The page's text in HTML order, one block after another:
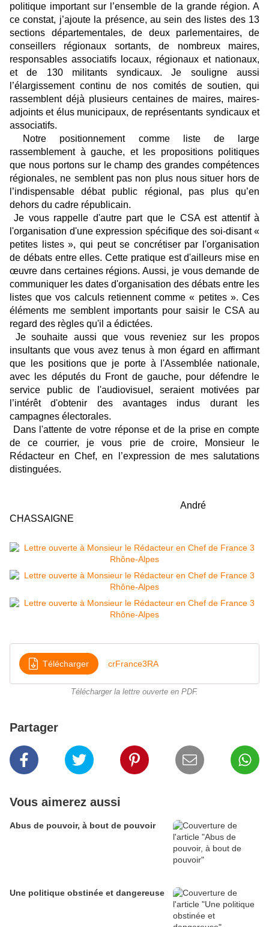
politique important sur l’ensemble de la grande région. A
ce constat, j’ajoute la présence, au sein des listes des 13
sections départementales, de deux parlementaires, de
conseillers régionaux sortants, de nombreux maires,
responsables associatifs locaux, régionaux et nationaux,
et de 130 militants syndicaux. Je souligne aussi
l’élargissement continu de nos comités de soutien, qui
rassemblent déjà plusieurs centaines de maires, maires-
adjoints et élus municipaux, de représentants syndicaux et
associatifs.
Notre positionnement comme liste de large
rassemblement à gauche, et les propositions politiques
que nous portons sur le champ des grandes compétences
régionales, ne semblent pas non plus nous situer hors de
l’indispensable débat public régional, pas plus qu’en
dehors du cadre républicain.
Je vous rappelle d'autre part que le CSA est attentif à
l'organisation d'une expression spécifique des soi-disant «
petites listes », qui peut se concrétiser par l'organisation
de débats entre elles. Cette pratique est d'ailleurs mise en
œuvre dans certaines régions. Aussi, je vous demande de
communiquer les dates d'organisation des débats entre les
listes que vos calculs retiennent comme « petites ». Ces
éléments me semblent importants pour saisir le CSA au
regard des règles qu'il a édictées.
Je souhaite aussi que vous reveniez sur les propos
insultants que vous avez tenus à mon égard en affirmant
que les positions que je porte à l'Assemblée nationale,
avec les députés du Front de gauche, pour défendre le
service public de l'audiovisuel, seraient motivées par
l’intérêt d'obtenir des avantages indus durant les
campagnes électorales.
Dans l'attente de votre réponse et de la prise en compte
de ce courrier, je vous prie de croire, Monsieur le
Rédacteur en Chef, en l’expression de mes salutations
distinguées.
André
CHASSAIGNE
Télécharger crFrance3RA
Télécharger la lettre ouverte en PDF.
Partager
Vous aimerez aussi
Abus de pouvoir, à bout de pouvoir
Une politique obstinée et dangereuse